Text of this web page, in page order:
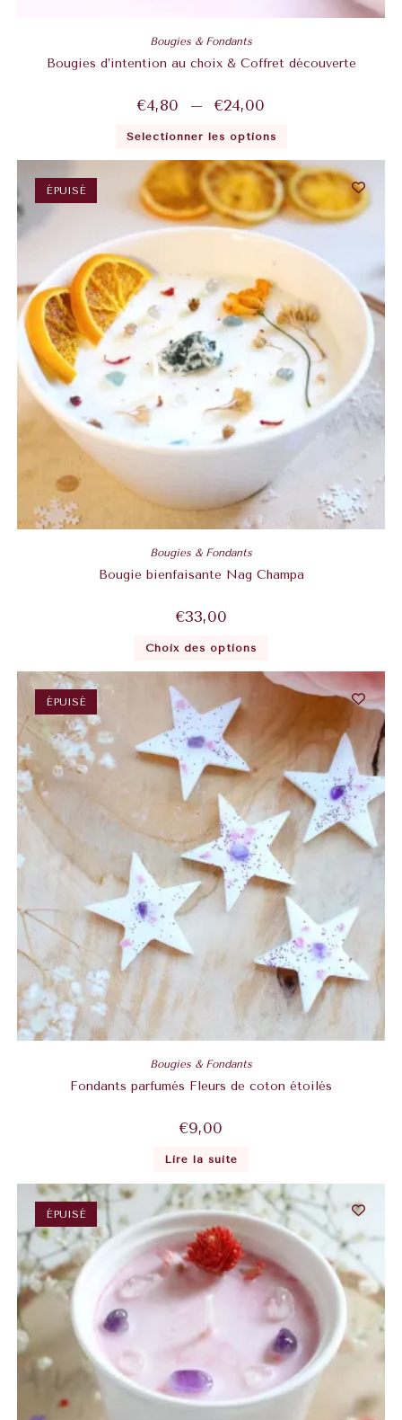
Bougies & Fondants
Bougies d’intention au choix & Coffret découverte
€4,80 – €24,00
Sélectionner les options
ÉPUISÉ
Bougies & Fondants
Bougie bienfaisante Nag Champa
€33,00
Choix des options
ÉPUISÉ
Bougies & Fondants
Fondants parfumés Fleurs de coton étoilés
€9,00
Lire la suite
ÉPUISÉ